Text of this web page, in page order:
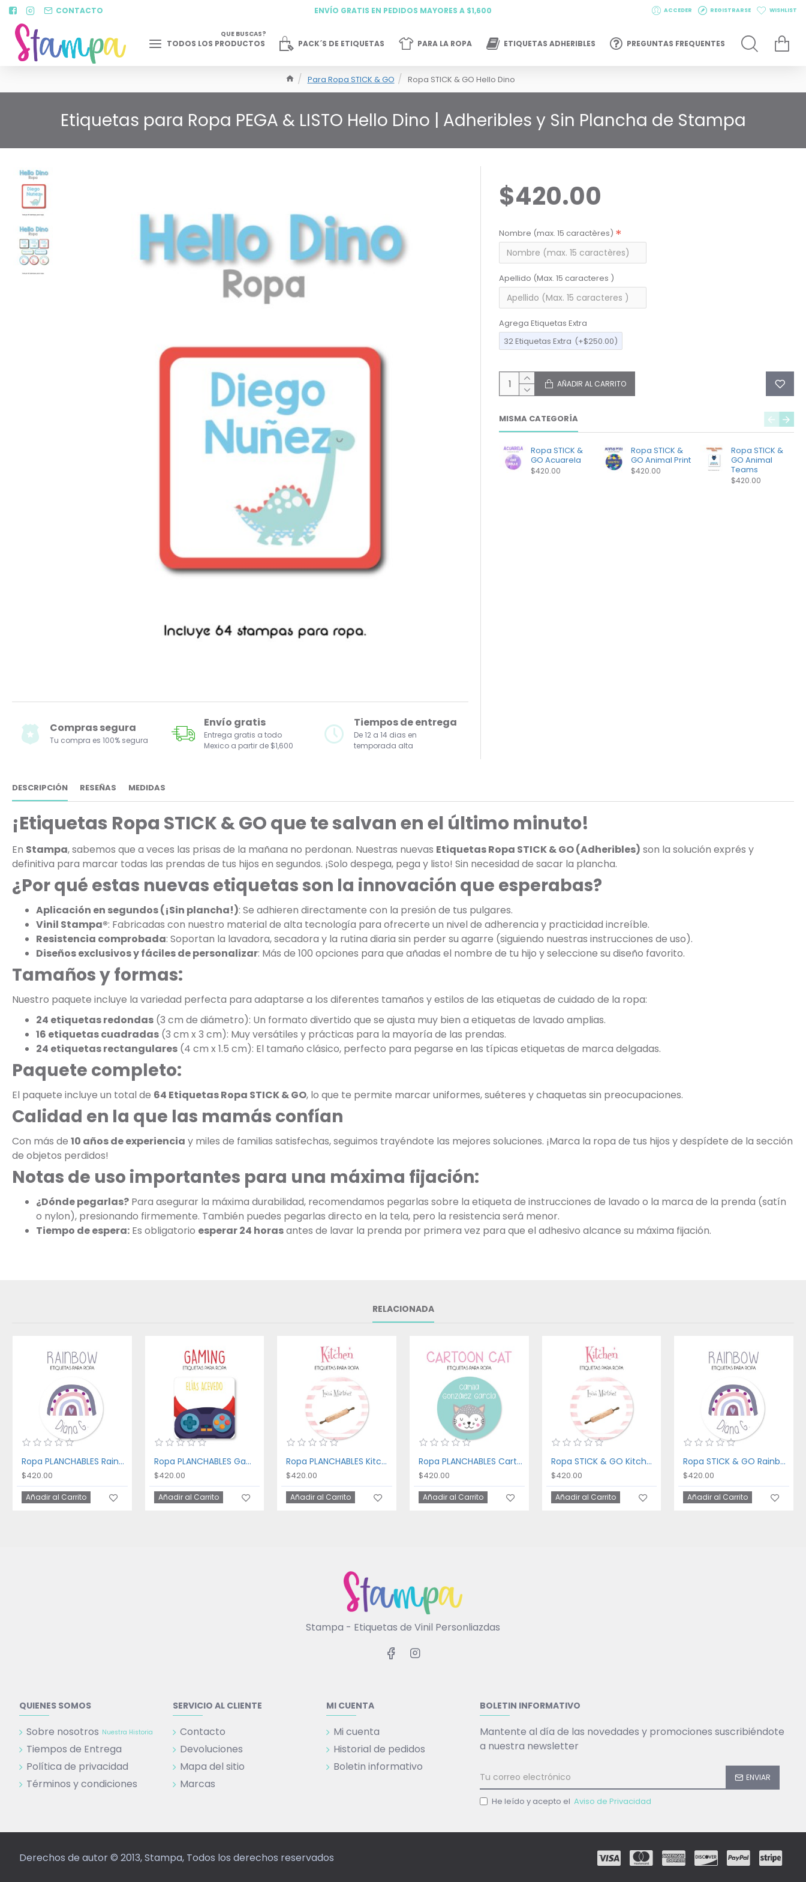
CONTACTO ENVÍO GRATIS EN PEDIDOS MAYORES A $1,600 ACCEDER REGISTRARSE WISHLIST
TODOS LOS PRODUCTOS
QUE BUSCAS?
PACK´S DE ETIQUETAS PARA LA ROPA ETIQUETAS ADHERIBLES PREGUNTAS FREQUENTES
Para Ropa STICK & GO Ropa STICK & GO Hello Dino
Etiquetas para Ropa PEGA & LISTO Hello Dino | Adheribles y Sin Plancha de Stampa
Compras segura
Tu compra es 100% segura
Envío gratis
Entrega gratis a todo
Mexico a partir de $1,600
Tiempos de entrega
De 12 a 14 dias en
temporada alta
$420.00
Nombre (max. 15 caractères)
Apellido (Max. 15 caracteres )
Agrega Etiquetas Extra
32 Etiquetas Extra (+$250.00)
AÑADIR AL CARRITO
MISMA CATEGORÍA
Ropa STICK &
GO Acuarela
$420.00
Ropa STICK &
GO Animal Print
$420.00
Ropa STICK &
GO Animal
Teams
$420.00
DESCRIPCIÓN RESEÑAS MEDIDAS
¡Etiquetas Ropa STICK & GO que te salvan en el último minuto!
En Stampa, sabemos que a veces las prisas de la mañana no perdonan. Nuestras nuevas Etiquetas Ropa STICK & GO (Adheribles) son la solución exprés y
definitiva para marcar todas las prendas de tus hijos en segundos. ¡Solo despega, pega y listo! Sin necesidad de sacar la plancha.
¿Por qué estas nuevas etiquetas son la innovación que esperabas?
Aplicación en segundos (¡Sin plancha!): Se adhieren directamente con la presión de tus pulgares.
Vinil Stampa®: Fabricadas con nuestro material de alta tecnología para ofrecerte un nivel de adherencia y practicidad increíble.
Resistencia comprobada: Soportan la lavadora, secadora y la rutina diaria sin perder su agarre (siguiendo nuestras instrucciones de uso).
Diseños exclusivos y fáciles de personalizar: Más de 100 opciones para que añadas el nombre de tu hijo y seleccione su diseño favorito.
Tamaños y formas:
Nuestro paquete incluye la variedad perfecta para adaptarse a los diferentes tamaños y estilos de las etiquetas de cuidado de la ropa:
24 etiquetas redondas (3 cm de diámetro): Un formato divertido que se ajusta muy bien a etiquetas de lavado amplias.
16 etiquetas cuadradas (3 cm x 3 cm): Muy versátiles y prácticas para la mayoría de las prendas.
24 etiquetas rectangulares (4 cm x 1.5 cm): El tamaño clásico, perfecto para pegarse en las típicas etiquetas de marca delgadas.
Paquete completo:
El paquete incluye un total de 64 Etiquetas Ropa STICK & GO, lo que te permite marcar uniformes, suéteres y chaquetas sin preocupaciones.
Calidad en la que las mamás confían
Con más de 10 años de experiencia y miles de familias satisfechas, seguimos trayéndote las mejores soluciones. ¡Marca la ropa de tus hijos y despídete de la sección
de objetos perdidos!
Notas de uso importantes para una máxima fijación:
¿Dónde pegarlas? Para asegurar la máxima durabilidad, recomendamos pegarlas sobre la etiqueta de instrucciones de lavado o la marca de la prenda (satín
o nylon), presionando firmemente. También puedes pegarlas directo en la tela, pero la resistencia será menor.
Tiempo de espera: Es obligatorio esperar 24 horasantes de lavar la prenda por primera vez para que el adhesivo alcance su máxima fijación.
RELACIONADA
Ropa PLANCHABLES Rainbow
$420.00
Añadir al Carrito
Ropa PLANCHABLES Gaming
$420.00
Añadir al Carrito
Ropa PLANCHABLES Kitchen
$420.00
Añadir al Carrito
Ropa PLANCHABLES Cartoon Cat
$420.00
Añadir al Carrito
Ropa STICK & GO Kitchen
$420.00
Añadir al Carrito
Ropa STICK & GO Rainbow
$420.00
Añadir al Carrito
Stampa - Etiquetas de Vinil Personliazdas
QUIENES SOMOS
Sobre nosotros Nuestra Historia
Tiempos de Entrega
Política de privacidad
Términos y condiciones
SERVICIO AL CLIENTE
Contacto
Devoluciones
Mapa del sitio
Marcas
MI CUENTA
Mi cuenta
Historial de pedidos
Boletin informativo
BOLETIN INFORMATIVO
Mantente al día de las novedades y promociones suscribiéndote
a nuestra newsletter
ENVIAR
He leído y acepto el Aviso de Privacidad
Derechos de autor © 2013, Stampa, Todos los derechos reservados